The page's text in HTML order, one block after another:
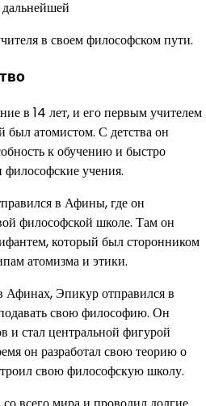
в своем философском пути.
в 14 лет, и его первым учителем
был атомистом. С детства он
к обучению и быстро
философские учения.
в Афины, где он
философской школе. Там он
который был сторонником
атомизма и этики.
Афинах, Эпикур отправился в
свою философию. Он
и стал центральной фигурой
он разработал свою теорию о
свою философскую школу.